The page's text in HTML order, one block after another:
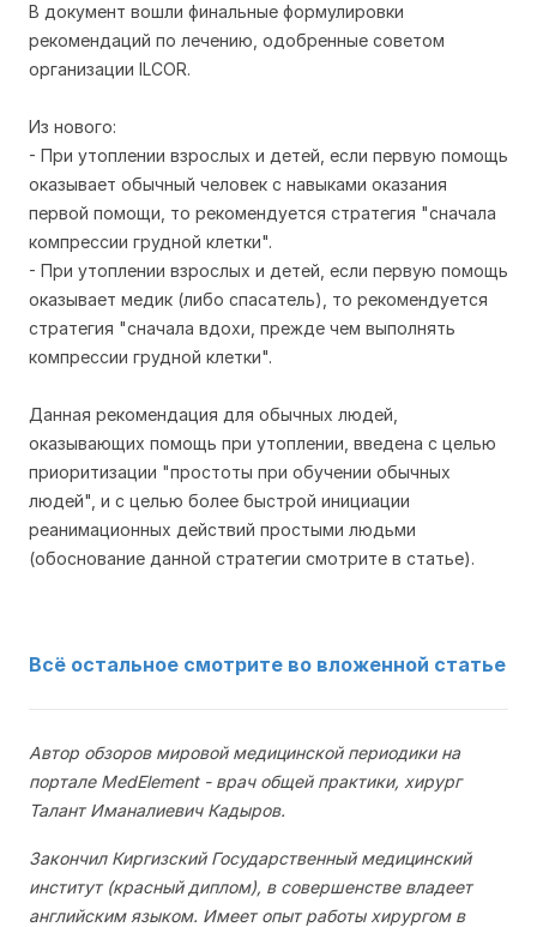
В документ вошли финальные формулировки
рекомендаций по лечению, одобренные советом
организации ILCOR.
Из нового:
- При утоплении взрослых и детей, если первую помощь
оказывает обычный человек с навыками оказания
первой помощи, то рекомендуется стратегия "сначала
компрессии грудной клетки".
- При утоплении взрослых и детей, если первую помощь
оказывает медик (либо спасатель), то рекомендуется
стратегия "сначала вдохи, прежде чем выполнять
компрессии грудной клетки".
Данная рекомендация для обычных людей,
оказывающих помощь при утоплении, введена с целью
приоритизации "простоты при обучении обычных
людей", и с целью более быстрой инициации
реанимационных действий простыми людьми
(обоснование данной стратегии смотрите в статье).
Всё остальное смотрите во вложенной статье
Автор обзоров мировой медицинской периодики на
портале MedElement - врач общей практики, хирург
Талант Иманалиевич Кадыров.
Закончил Киргизский Государственный медицинский
институт (красный диплом), в совершенстве владеет
английским языком. Имеет опыт работы хирургом в